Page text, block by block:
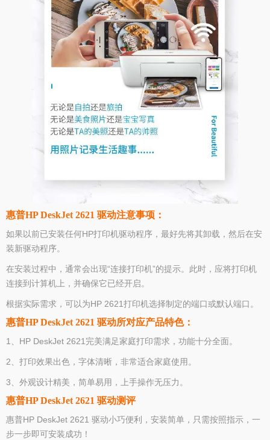
惠普HP DeskJet 2621 驱动注意事项：
如果以前已安装任何HP打印机驱动程序，最好先将其卸载，然后在安
装新驱动程序。
在安装过程中，通常会出现“连接打印机”的提示。此时，应将打印机
连接到计算机上，并确保它已经开启。
根据实际需求，可以为HP 2621打印机选择制定的端口或默认端口。
惠普HP DeskJet 2621 驱动所对应产品特色：
1、HP DeskJet 2621完美满足家庭打印需求，功能十分全面。
2、打印效果出色，字体清晰，非常适合家庭使用。
3、外观设计精美，简单易用，上手操作无压力。
惠普HP DeskJet 2621 驱动测评
惠普HP DeskJet 2621 驱动小巧便利，安装简单，只需按照指示，一
步一步即可安装成功！